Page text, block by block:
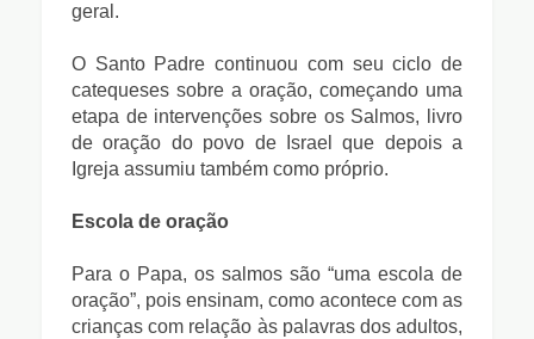
geral.
O Santo Padre continuou com seu ciclo de
catequeses sobre a oração, começando uma
etapa de intervenções sobre os Salmos, livro
de oração do povo de Israel que depois a
Igreja assumiu também como próprio.
Escola de oração
Para o Papa, os salmos são “uma escola de
oração”, pois ensinam, como acontece com as
crianças com relação às palavras dos adultos,